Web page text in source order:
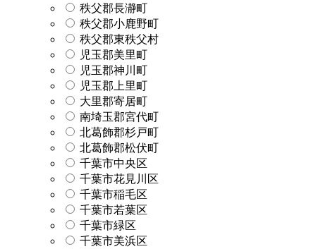
秩父郡長瀞町
秩父郡小鹿野町
秩父郡東秩父村
児玉郡美里町
児玉郡神川町
児玉郡上里町
大里郡寄居町
南埼玉郡宮代町
北葛飾郡杉戸町
北葛飾郡松伏町
千葉市中央区
千葉市花見川区
千葉市稲毛区
千葉市若葉区
千葉市緑区
千葉市美浜区